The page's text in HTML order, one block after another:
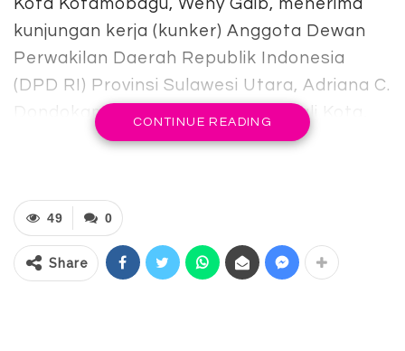
Kota Kotamobagu, Weny Gaib, menerima
kunjungan kerja (kunker) Anggota Dewan
Perwakilan Daerah Republik Indonesia
(DPD RI) Provinsi Sulawesi Utara, Adriana C.
Dondokambey, di Rumah Dinas Wali Kota,
Rabu (22/10/2025).
menyampaikan apresiasi dan rasa bangga
atas kehadiran Senator asal Sulawesi
Utara itu di Kota Kotamobagu.
CONTINUE READING
0
49
Share